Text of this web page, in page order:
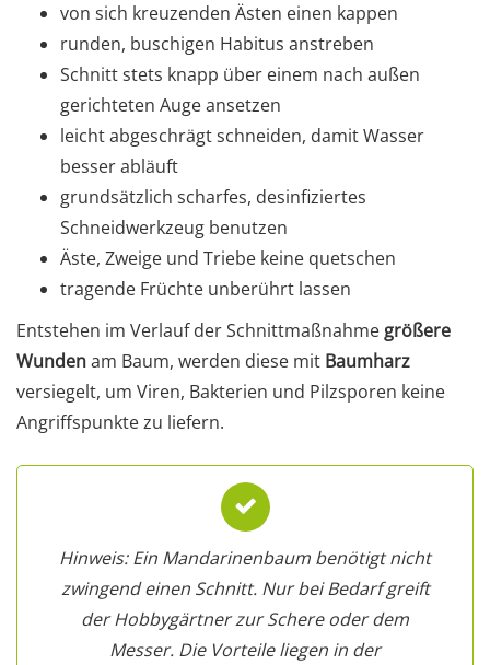
von sich kreuzenden Ästen einen kappen
runden, buschigen Habitus anstreben
Schnitt stets knapp über einem nach außen
gerichteten Auge ansetzen
leicht abgeschrägt schneiden, damit Wasser
besser abläuft
grundsätzlich scharfes, desinfiziertes
Schneidwerkzeug benutzen
Äste, Zweige und Triebe keine quetschen
tragende Früchte unberührt lassen
Entstehen im Verlauf der Schnittmaßnahme größere
Wundenam Baum, werden diese mit Baumharz
versiegelt, um Viren, Bakterien und Pilzsporen keine
Angriffspunkte zu liefern.
Hinweis: Ein Mandarinenbaum benötigt nicht
zwingend einen Schnitt. Nur bei Bedarf greift
der Hobbygärtner zur Schere oder dem
Messer. Die Vorteile liegen in der